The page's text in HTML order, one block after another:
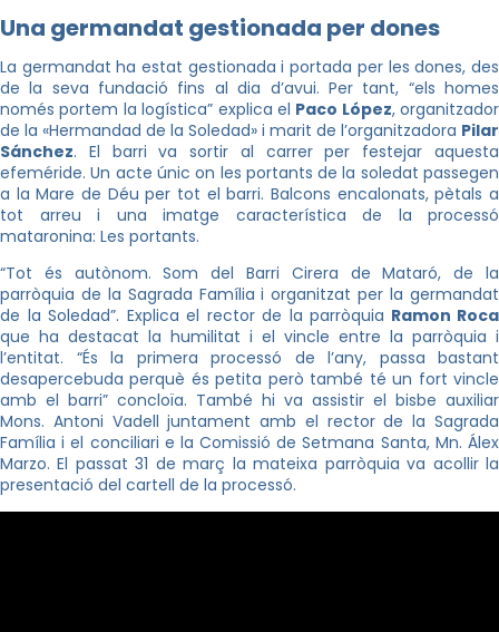
Una germandat gestionada per dones
La germandat ha estat gestionada i portada per les dones, des
de la seva fundació fins al dia d’avui. Per tant, “els homes
només portem la logística” explica el Paco López, organitzador
de la «Hermandad de la Soledad» i marit de l’organitzadora Pilar
Sánchez. El barri va sortir al carrer per festejar aquesta
efeméride. Un acte únic on les portants de la soledat passegen
a la Mare de Déu per tot el barri. Balcons encalonats, pètals a
tot arreu i una imatge característica de la processó
mataronina: Les portants.
“Tot és autònom. Som del Barri Cirera de Mataró, de la
parròquia de la Sagrada Família i organitzat per la germandat
de la Soledad”. Explica el rector de la parròquia Ramon Roca
que ha destacat la humilitat i el vincle entre la parròquia i
l’entitat. “És la primera processó de l’any, passa bastant
desapercebuda perquè és petita però també té un fort vincle
amb el barri” concloïa. També hi va assistir el bisbe auxiliar
Mons. Antoni Vadell juntament amb el rector de la Sagrada
Família i el conciliari e la Comissió de Setmana Santa, Mn. Álex
Marzo. El passat 31 de març la mateixa parròquia va acollir la
presentació del cartell de la processó.